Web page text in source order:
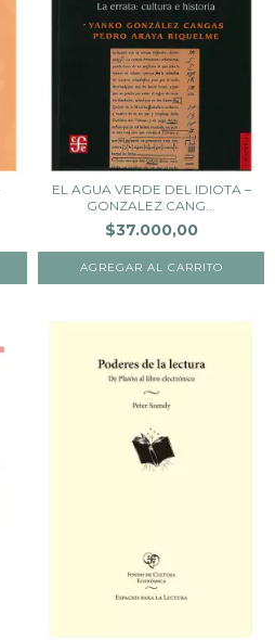
EL AGUA VERDE DEL IDIOTA –
GONZALEZ CANG...
$37.000,00